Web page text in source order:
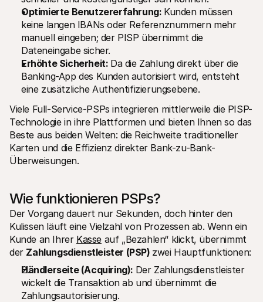
Optimierte Benutzererfahrung: Kunden müssen
keine langen IBANs oder Referenznummern mehr
manuell eingeben; der PISP übernimmt die
Dateneingabe sicher.
Erhöhte Sicherheit: Da die Zahlung direkt über die
Banking-App des Kunden autorisiert wird, entsteht
eine zusätzliche Authentifizierungsebene.
Viele Full-Service-PSPs integrieren mittlerweile die PISP-
Technologie in ihre Plattformen und bieten Ihnen so das
Beste aus beiden Welten: die Reichweite traditioneller
Karten und die Effizienz direkter Bank-zu-Bank-
Überweisungen.
Wie funktionieren PSPs?
Der Vorgang dauert nur Sekunden, doch hinter den
Kulissen läuft eine Vielzahl von Prozessen ab. Wenn ein
Kunde an Ihrer Kasse auf „Bezahlen“ klickt, übernimmt
der Zahlungsdienstleister (PSP) zwei Hauptfunktionen:
Händlerseite (Acquiring): Der Zahlungsdienstleister
wickelt die Transaktion ab und übernimmt die
Zahlungsautorisierung.